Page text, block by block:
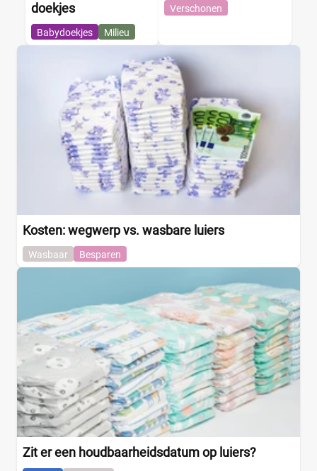
doekjes
Babydoekjes Milieu
Verschonen
Kosten: wegwerp vs. wasbare luiers
Wasbaar Besparen
Zit er een houdbaarheidsdatum op luiers?